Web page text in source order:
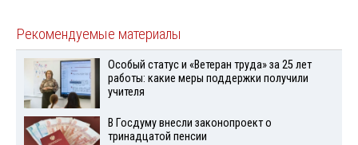
Рекомендуемые материалы
Особый статус и «Ветеран труда» за 25 лет
работы: какие меры поддержки получили
учителя
В Госдуму внесли законопроект о
тринадцатой пенсии